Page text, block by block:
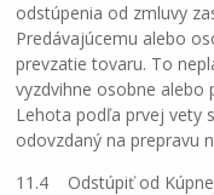
odstúpenia od zmluvy
Predávajúcemu alebo
prevzatie tovaru. To
vyzdvihne osobne
Lehota podľa prvej vety
odovzdaný na prepravu
11.4 Odstúpiť od